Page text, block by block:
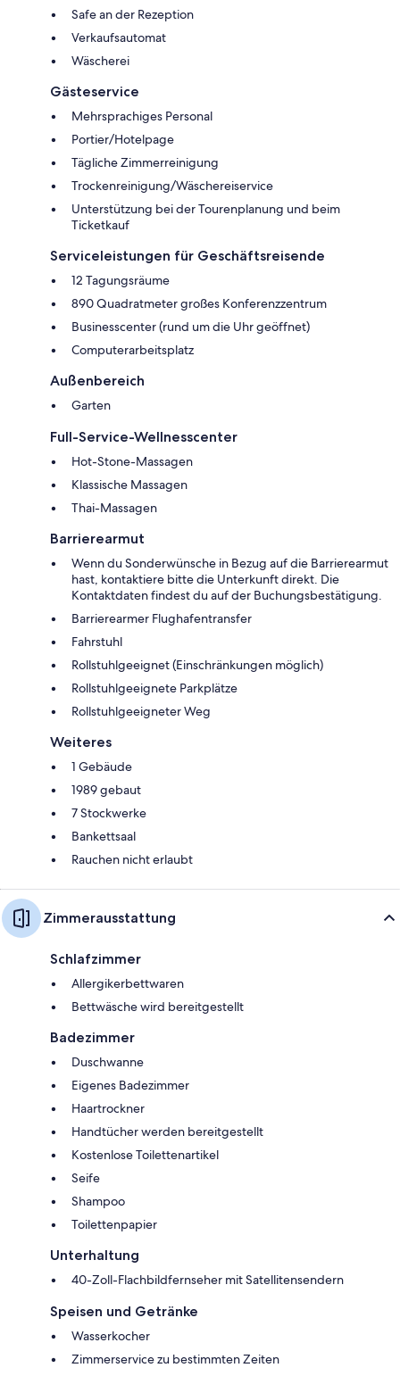
Safe an der Rezeption
Verkaufsautomat
Wäscherei
Gästeservice
Mehrsprachiges Personal
Portier/Hotelpage
Tägliche Zimmerreinigung
Trockenreinigung/Wäschereiservice
Unterstützung bei der Tourenplanung und beim
Ticketkauf
Serviceleistungen für Geschäftsreisende
12 Tagungsräume
890 Quadratmeter großes Konferenzzentrum
Businesscenter (rund um die Uhr geöffnet)
Computerarbeitsplatz
Außenbereich
Garten
Full-Service-Wellnesscenter
Hot-Stone-Massagen
Klassische Massagen
Thai-Massagen
Barrierearmut
Wenn du Sonderwünsche in Bezug auf die Barrierearmut
hast, kontaktiere bitte die Unterkunft direkt. Die
Kontaktdaten findest du auf der Buchungsbestätigung.
Barrierearmer Flughafentransfer
Fahrstuhl
Rollstuhlgeeignet (Einschränkungen möglich)
Rollstuhlgeeignete Parkplätze
Rollstuhlgeeigneter Weg
Weiteres
1 Gebäude
1989 gebaut
7 Stockwerke
Bankettsaal
Rauchen nicht erlaubt
Zimmerausstattung
Schlafzimmer
Allergikerbettwaren
Bettwäsche wird bereitgestellt
Badezimmer
Duschwanne
Eigenes Badezimmer
Haartrockner
Handtücher werden bereitgestellt
Kostenlose Toilettenartikel
Seife
Shampoo
Toilettenpapier
Unterhaltung
40-Zoll-Flachbildfernseher mit Satellitensendern
Speisen und Getränke
Wasserkocher
Zimmerservice zu bestimmten Zeiten